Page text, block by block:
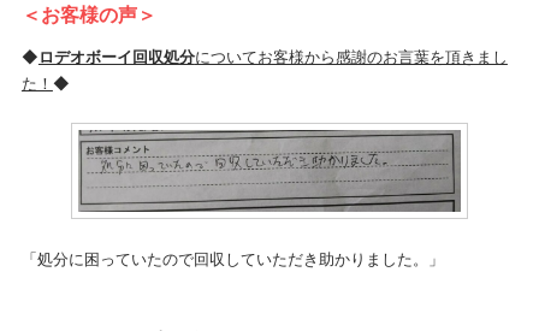
＜お客様の声＞
◆ロデオボーイ回収処分についてお客様から感謝のお言葉を頂きまし
た！ ◆
「処分に困っていたので回収していただき助かりました。」